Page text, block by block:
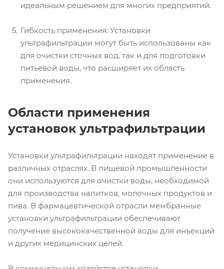
идеальным решением для многих предприятий.
Гибкость применения: Установки
ультрафильтрации могут быть использованы как
для очистки сточных вод, так и для подготовки
питьевой воды, что расширяет их область
применения.
Области применения
установок ультрафильтрации
Установки ультрафильтрации находят применение в
различных отраслях. В пищевой промышленности
они используются для очистки воды, необходимой
для производства напитков, молочных продуктов и
пива. В фармацевтической отрасли мембранные
установки ультрафильтрации обеспечивают
получение высококачественной воды для инъекций
и других медицинских целей.